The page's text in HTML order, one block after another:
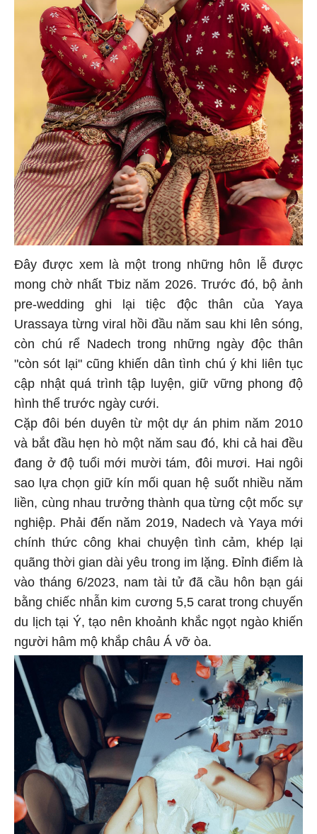
Đây được xem là một trong những hôn lễ được
mong chờ nhất Tbiz năm 2026. Trước đó, bộ ảnh
pre-wedding ghi lại tiệc độc thân của Yaya
Urassaya từng viral hồi đầu năm sau khi lên sóng,
còn chú rể Nadech trong những ngày độc thân
"còn sót lại" cũng khiến dân tình chú ý khi liên tục
cập nhật quá trình tập luyện, giữ vững phong độ
hình thể trước ngày cưới.
Cặp đôi bén duyên từ một dự án phim năm 2010
và bắt đầu hẹn hò một năm sau đó, khi cả hai đều
đang ở độ tuổi mới mười tám, đôi mươi. Hai ngôi
sao lựa chọn giữ kín mối quan hệ suốt nhiều năm
liền, cùng nhau trưởng thành qua từng cột mốc sự
nghiệp. Phải đến năm 2019, Nadech và Yaya mới
chính thức công khai chuyện tình cảm, khép lại
quãng thời gian dài yêu trong im lặng. Đỉnh điểm là
vào tháng 6/2023, nam tài tử đã cầu hôn bạn gái
bằng chiếc nhẫn kim cương 5,5 carat trong chuyến
du lịch tại Ý, tạo nên khoảnh khắc ngọt ngào khiến
người hâm mộ khắp châu Á vỡ òa.